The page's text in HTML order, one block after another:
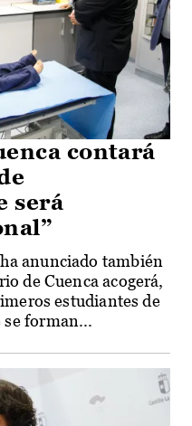
contará
será
anunciado también
de Cuenca acogerá,
estudiantes de
forman...